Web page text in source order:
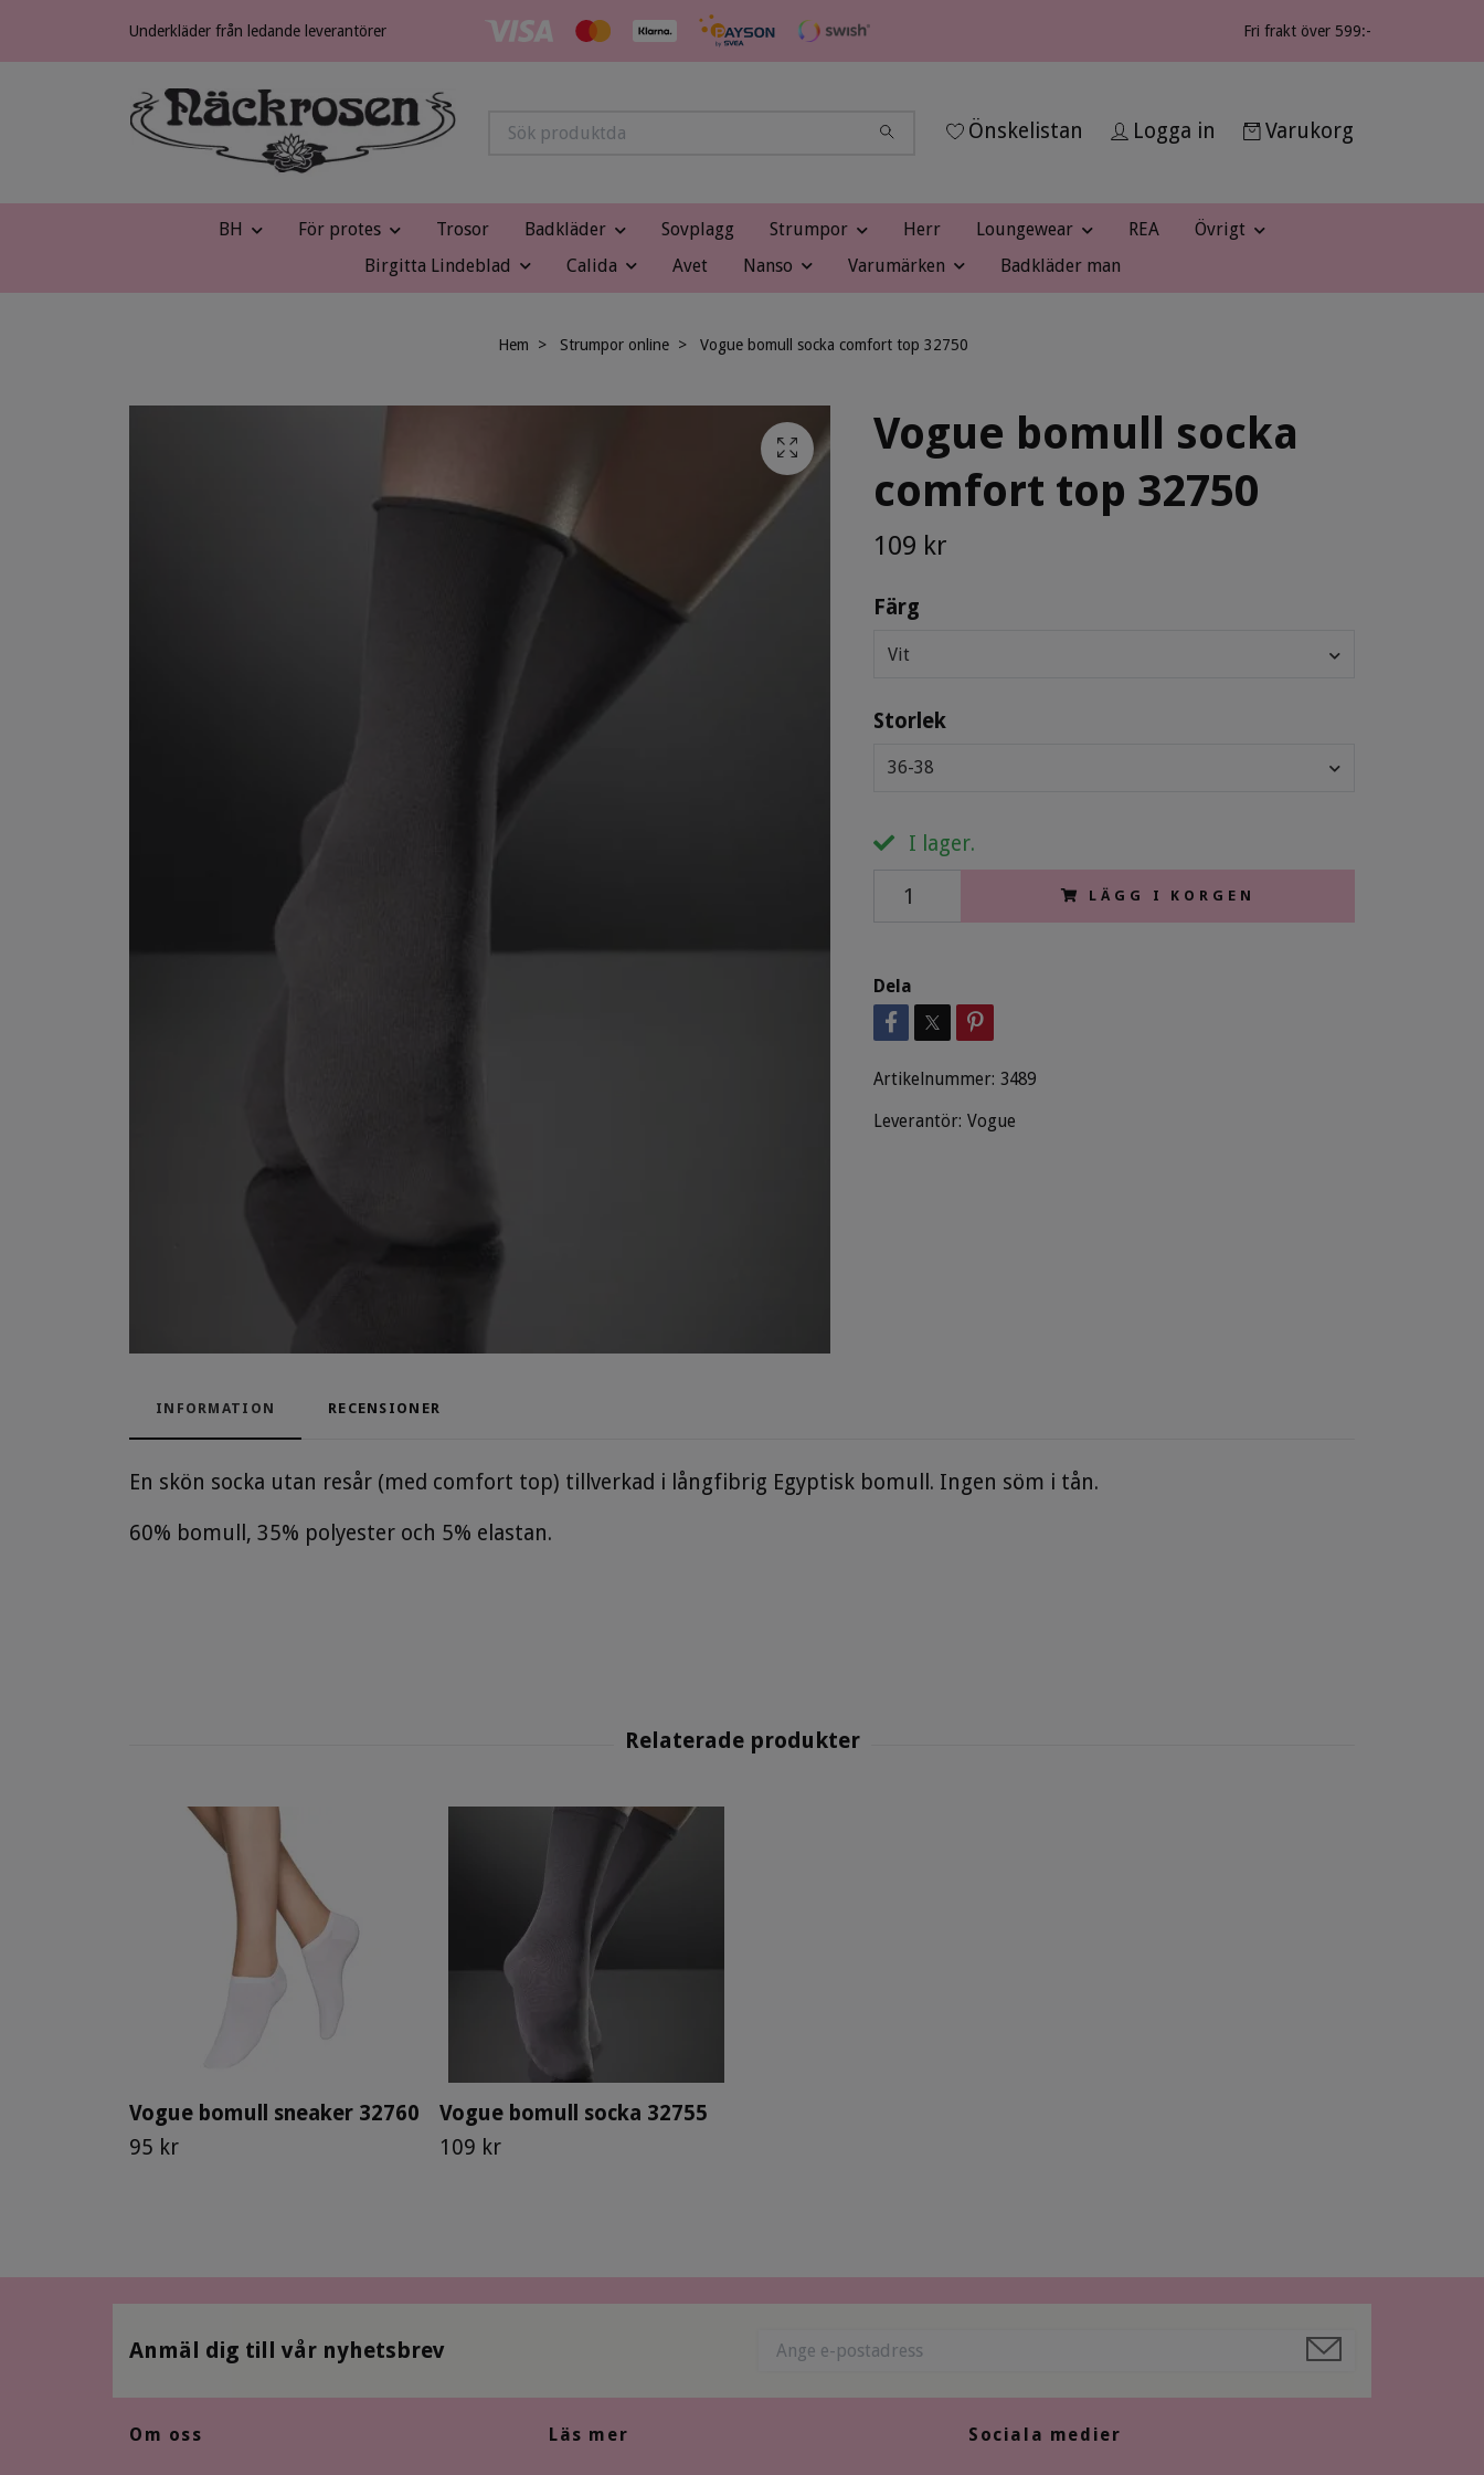
Underkläder från ledande leverantörer Fri frakt över 599:-
Önskelistan Logga in Varukorg
BH För protes Trosor Badkläder Sovplagg Strumpor Herr Loungewear REA
Övrigt
Birgitta Lindeblad
Calida Avet Nanso Varumärken Badkläder man
Hem Strumpor online Vogue bomull socka comfort top 32750
Vogue bomull socka
comfort top 32750
109 kr
Färg
Vit
Storlek
36-38
I lager.
LÄGG I KORGEN
Dela
Artikelnummer: 3489
Leverantör: Vogue
INFORMATION RECENSIONER
En skön socka utan resår (med comfort top) tillverkad i långfibrig Egyptisk bomull. Ingen söm i tån.
60% bomull, 35% polyester och 5% elastan.
Vogue bomull sneaker 32760
95 kr
Vogue bomull socka 32755
109 kr
Anmäl dig till vår nyhetsbrev
Om oss Läs mer Sociala medier